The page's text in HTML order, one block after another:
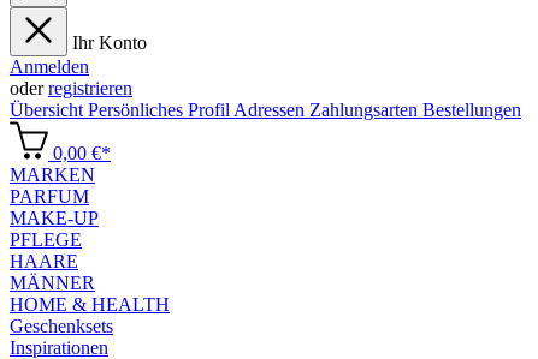
Ihr Konto
Anmelden
oderregistrieren
Übersicht Persönliches Profil Adressen Zahlungsarten Bestellungen
0,00 €*
MARKEN
PARFUM
MAKE-UP
PFLEGE
HAARE
MÄNNER
HOME & HEALTH
Geschenksets
Inspirationen